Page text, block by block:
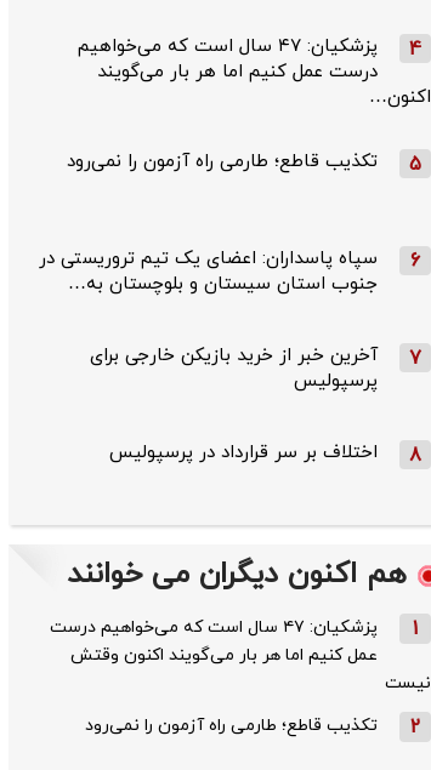
4
پزشکیان: ۴۷ سال است که می‌خواهیم
درست عمل کنیم اما هر بار می‌گویند
اکنون…
5 تکذیب قاطع؛‌ طارمی راه آزمون را نمی‌رود
6
سپاه پاسداران: اعضای یک تیم تروریستی در
جنوب استان سیستان و بلوچستان به…
7
آخرین خبر از خرید بازیکن خارجی برای
پرسپولیس
8 اختلاف بر سر قرارداد در پرسپولیس
هم اکنون دیگران می خوانند
1
پزشکیان: ۴۷ سال است که می‌خواهیم درست
عمل کنیم اما هر بار می‌گویند اکنون وقتش
نیست
2 تکذیب قاطع؛‌ طارمی راه آزمون را نمی‌رود